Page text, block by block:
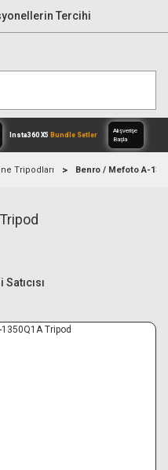
Tercihi
Setler
Tripodları Benro / Mefoto A-